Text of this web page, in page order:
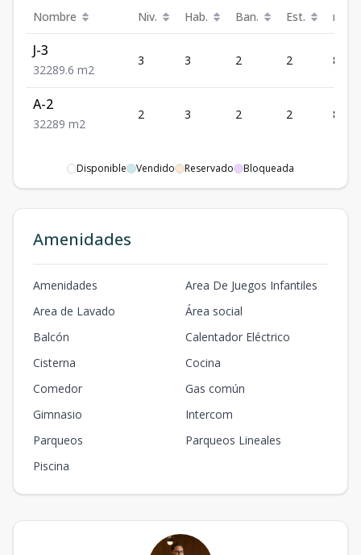
Nombre Niv. Hab. Ban. Est. m²
J-3
32289.6 m2
3 3 2 2 89.6
A-2
32289 m2
2 3 2 2 89
Disponible Vendido Reservado Bloqueada
Amenidades
Amenidades
Area De Juegos Infantiles
Area de Lavado
Área social
Balcón
Calentador Eléctrico
Cisterna
Cocina
Comedor
Gas común
Gimnasio
Intercom
Parqueos
Parqueos Lineales
Piscina